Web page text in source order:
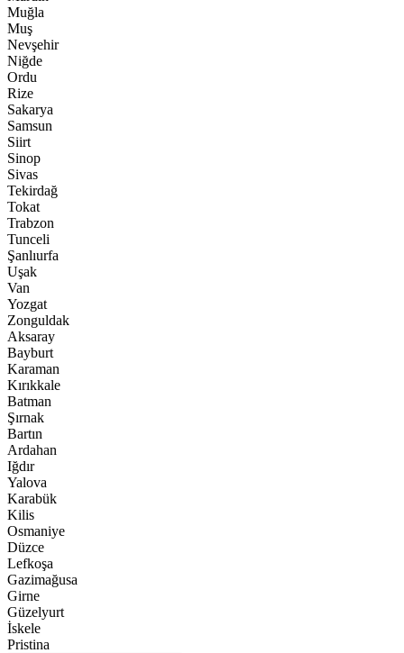
Muğla
Muş
Nevşehir
Niğde
Ordu
Rize
Sakarya
Samsun
Siirt
Sinop
Sivas
Tekirdağ
Tokat
Trabzon
Tunceli
Şanlıurfa
Uşak
Van
Yozgat
Zonguldak
Aksaray
Bayburt
Karaman
Kırıkkale
Batman
Şırnak
Bartın
Ardahan
Iğdır
Yalova
Karabük
Kilis
Osmaniye
Düzce
Lefkoşa
Gazimağusa
Girne
Güzelyurt
İskele
Pristina